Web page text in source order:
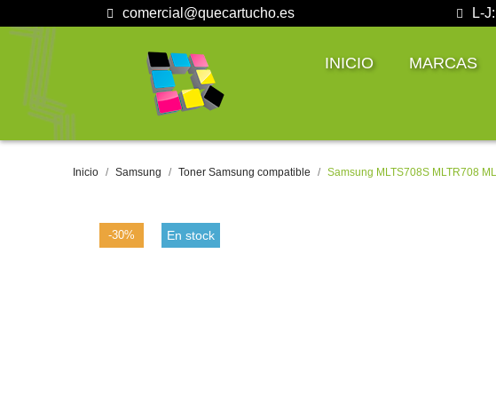
comercial@quecartucho.es L-
INICIO MARCAS
Inicio Samsung Toner Samsung compatible Samsung MLTS708S MLTR708
-30% En stock